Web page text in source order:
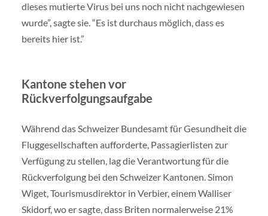
dieses mutierte Virus bei uns noch nicht nachgewiesen
wurde”, sagte sie. “Es ist durchaus möglich, dass es
bereits hier ist.”
Kantone stehen vor
Rückverfolgungsaufgabe
Während das Schweizer Bundesamt für Gesundheit die
Fluggesellschaften aufforderte, Passagierlisten zur
Verfügung zu stellen, lag die Verantwortung für die
Rückverfolgung bei den Schweizer Kantonen. Simon
Wiget, Tourismusdirektor in Verbier, einem Walliser
Skidorf, wo er sagte, dass Briten normalerweise 21%